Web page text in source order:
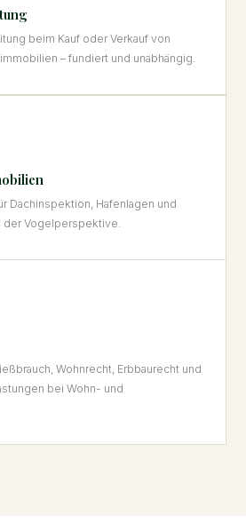
beim Kauf oder Verkauf von
– fundiert und unabhängig.
Dachinspektion, Hafenlagen und
der Vogelperspektive.
Wohnrecht, Erbbaurecht und
bei Wohn- und